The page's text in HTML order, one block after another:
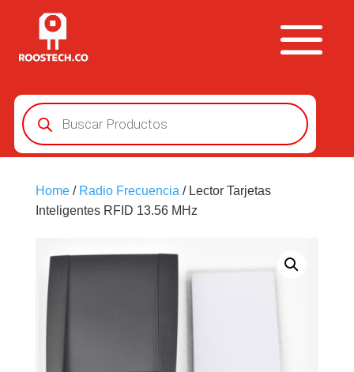
Búsqueda
de
productos
Home/ Radio Frecuencia / Lector Tarjetas
Inteligentes RFID 13.56 MHz